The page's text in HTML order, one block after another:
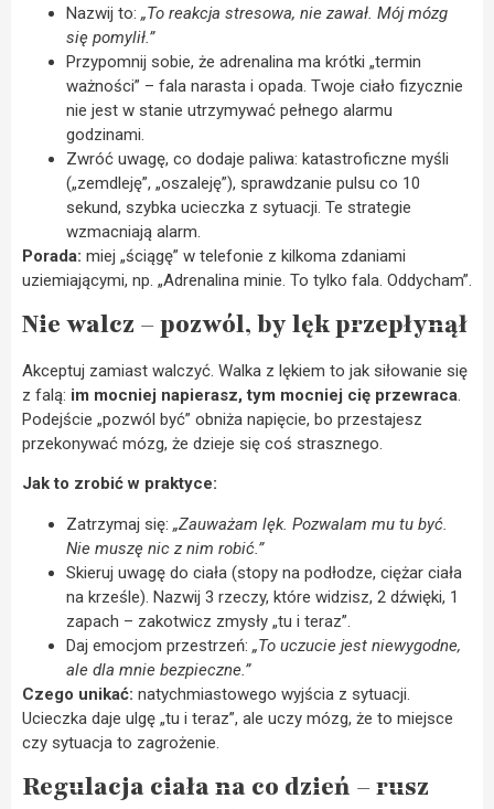
Nazwij to: „To reakcja stresowa, nie zawał. Mój mózg
się pomylił.”
Przypomnij sobie, że adrenalina ma krótki „termin
ważności” – fala narasta i opada. Twoje ciało fizycznie
nie jest w stanie utrzymywać pełnego alarmu
godzinami.
Zwróć uwagę, co dodaje paliwa: katastroficzne myśli
(„zemdleję”, „oszaleję”), sprawdzanie pulsu co 10
sekund, szybka ucieczka z sytuacji. Te strategie
wzmacniają alarm.
Porada: miej „ściągę” w telefonie z kilkoma zdaniami
uziemiającymi, np. „Adrenalina minie. To tylko fala. Oddycham”.
Nie walcz – pozwól, by lęk przepłynął
Akceptuj zamiast walczyć. Walka z lękiem to jak siłowanie się
z falą: im mocniej napierasz, tym mocniej cię przewraca.
Podejście „pozwól być” obniża napięcie, bo przestajesz
przekonywać mózg, że dzieje się coś strasznego.
Jak to zrobić w praktyce:
Zatrzymaj się: „Zauważam lęk. Pozwalam mu tu być.
Nie muszę nic z nim robić.”
Skieruj uwagę do ciała (stopy na podłodze, ciężar ciała
na krześle). Nazwij 3 rzeczy, które widzisz, 2 dźwięki, 1
zapach – zakotwicz zmysły „tu i teraz”.
Daj emocjom przestrzeń: „To uczucie jest niewygodne,
ale dla mnie bezpieczne.”
Czego unikać: natychmiastowego wyjścia z sytuacji.
Ucieczka daje ulgę „tu i teraz”, ale uczy mózg, że to miejsce
czy sytuacja to zagrożenie.
Regulacja ciała na co dzień – rusz